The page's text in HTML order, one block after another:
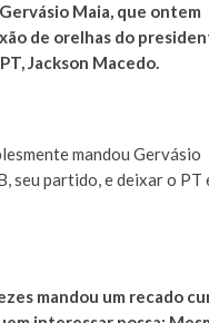
Maia, que ontem
de orelhas do
Jackson Macedo.
mandou Gervásio
seu partido, e deixar o PT
mandou um recado